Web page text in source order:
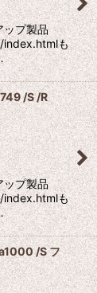
プ製品
も
/S /R
プ製品
も
/S フ